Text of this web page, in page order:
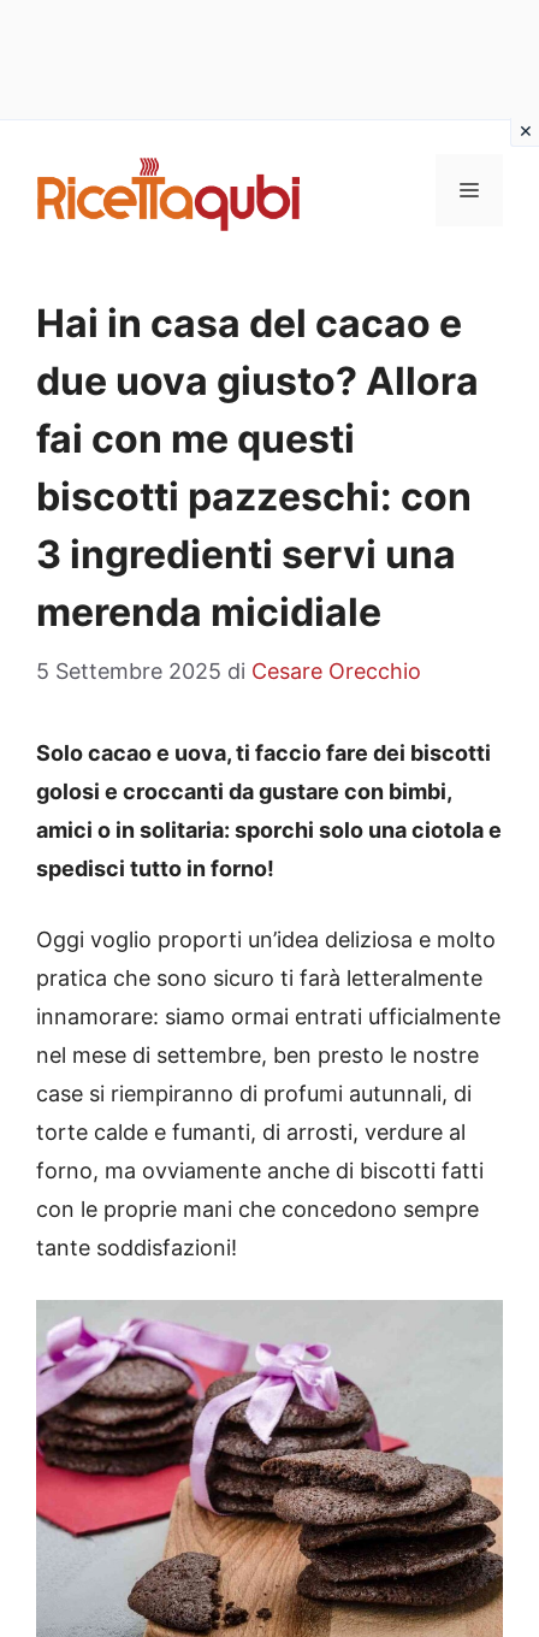
contenuto
MENU
Hai in casa del cacao e
due uova giusto? Allora
fai con me questi
biscotti pazzeschi: con
3 ingredienti servi una
merenda micidiale
5 Settembre 2025 di Cesare Orecchio
Solo cacao e uova, ti faccio fare dei biscotti
golosi e croccanti da gustare con bimbi,
amici o in solitaria: sporchi solo una ciotola e
spedisci tutto in forno!
Oggi voglio proporti un’idea deliziosa e molto
pratica che sono sicuro ti farà letteralmente
innamorare: siamo ormai entrati ufficialmente
nel mese di settembre, ben presto le nostre
case si riempiranno di profumi autunnali, di
torte calde e fumanti, di arrosti, verdure al
forno, ma ovviamente anche di biscotti fatti
con le proprie mani che concedono sempre
tante soddisfazioni!